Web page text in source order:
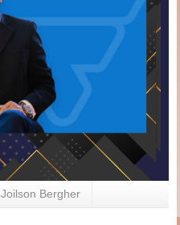
Joilson Bergher